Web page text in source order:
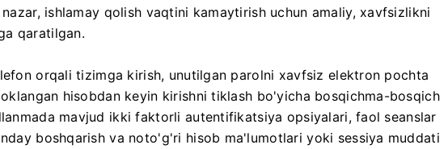
ishlamay qolish vaqtini kamaytirish uchun amaliy, xavfsizlikni
qaratilgan.
orqali tizimga kirish, unutilgan parolni xavfsiz elektron pochta
hisobdan keyin kirishni tiklash bo'yicha bosqichma-bosqich
mavjud ikki faktorli autentifikatsiya opsiyalari, faol seanslar
boshqarish va noto'g'ri hisob ma'lumotlari yoki sessiya muddati